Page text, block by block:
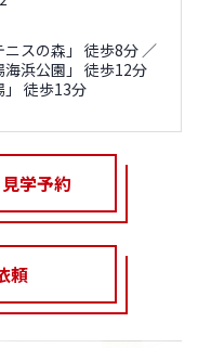
スの森」 徒歩8分 ／
浜公園」 徒歩12分
徒歩13分
学予約
頼